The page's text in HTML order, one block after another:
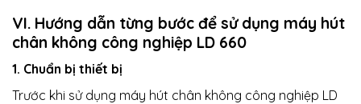
VI. Hướng dẫn từng bước để sử dụng máy hút
chân không công nghiệp LD 660
1. Chuẩn bị thiết bị
Trước khi sử dụng máy hút chân không công nghiệp LD